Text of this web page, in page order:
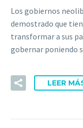
Los gobiernos
demostrado que
transformar a sus
gobernar poniendo
LEER